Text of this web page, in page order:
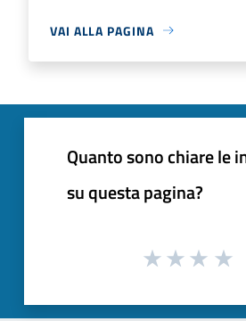
VAI ALLA PAGINA
Quanto sono chiare le
su questa pagina?